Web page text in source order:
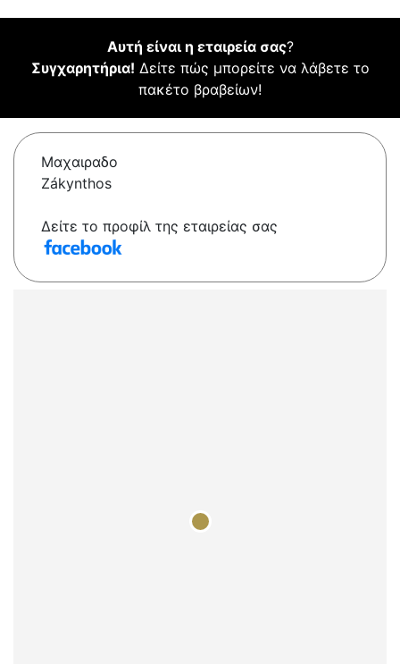
Αυτή είναι η εταιρεία σας?
Συγχαρητήρια! Δείτε πώς μπορείτε να λάβετε το
πακέτο βραβείων!
Μαχαιραδο
Zákynthos
Δείτε το προφίλ της εταιρείας σας